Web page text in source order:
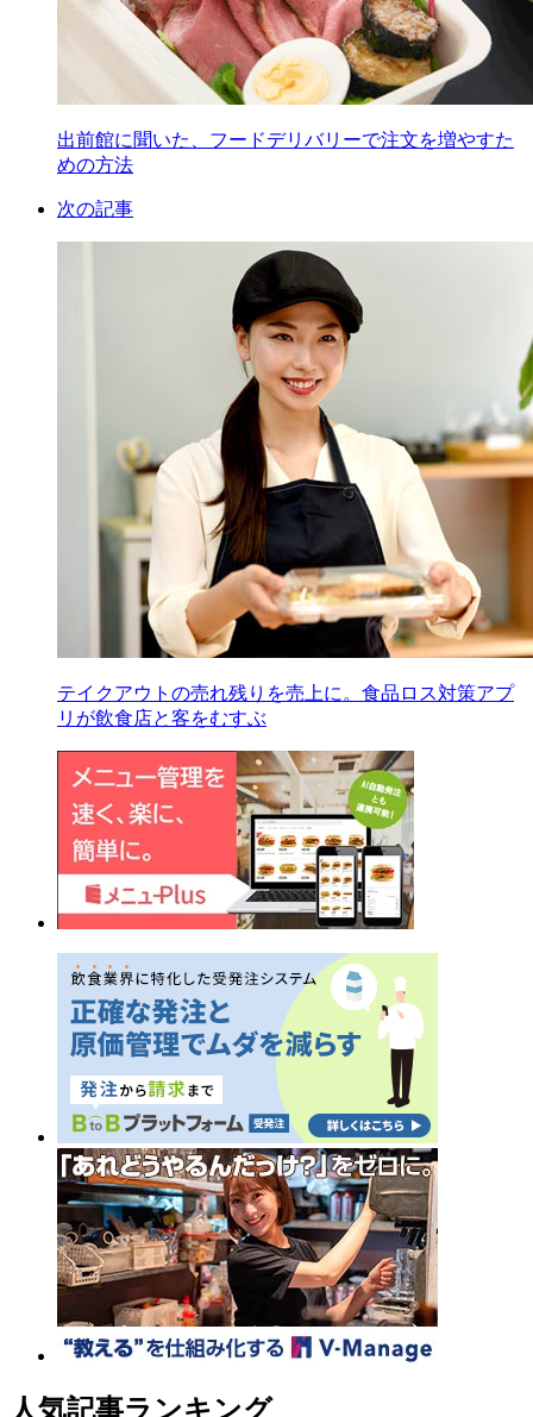
出前館に聞いた、フードデリバリーで注文を増やすた
めの方法
次の記事
テイクアウトの売れ残りを売上に。食品ロス対策アプ
リが飲食店と客をむすぶ
人気記事ランキング